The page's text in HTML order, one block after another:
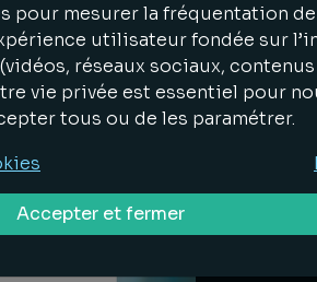
en difficulté 2026
13.05.2026
pour mesurer la fréquentation
utilisateur fondée sur
réseaux sociaux,
vie privée est essentiel pour
tous ou de les paramétrer.
Accepter et fermer